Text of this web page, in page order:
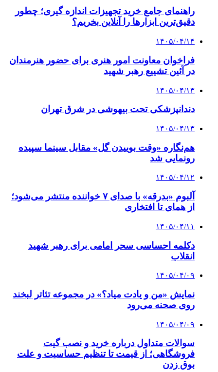
راهنمای جامع خرید تجهیزات اندازه گیری؛ چطور
دقیق‌ترین ابزارها را آنلاین بخریم؟
۱۴۰۵/۰۴/۱۴
فراخوان معاونت امور هنری برای حضور هنرمندان
در آئین تشییع رهبر شهید
۱۴۰۵/۰۴/۱۳
دندانپزشکی تحت بیهوشی در شرق تهران
۱۴۰۵/۰۴/۱۳
هم‌نگاره «وقت بوییدن گل» مقابل سینما سپیده
رونمایی شد
۱۴۰۵/۰۴/۱۲
آلبوم «بدرقه» با صدای ۷ خواننده منتشر می‌شود؛
از همای تا افتخاری
۱۴۰۵/۰۴/۱۱
دکلمه‌ احساسی سحر امامی برای رهبر شهید
انقلاب
۱۴۰۵/۰۴/۰۹
نمایش «من و یادت میاد؟» در مجموعه تئاتر لبخند
روی صحنه می‌رود
۱۴۰۵/۰۴/۰۹
سوالات متداول درباره خرید و نصب گیت
فروشگاهی؛ از قیمت تا تنظیم حساسیت و علت
بوق زدن